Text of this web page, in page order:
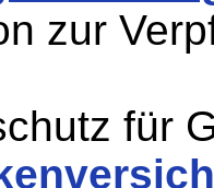
zur
für